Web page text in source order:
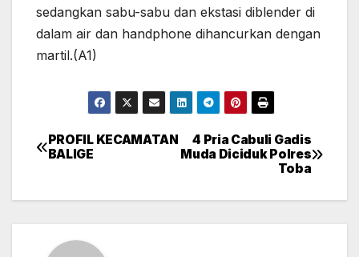
sedangkan sabu-sabu dan ekstasi diblender di
dalam air dan handphone dihancurkan dengan
martil.(A1)
Post
4 Pria Cabuli Gadis
Muda Diciduk Polres
Toba
PROFIL KECAMATAN
BALIGE